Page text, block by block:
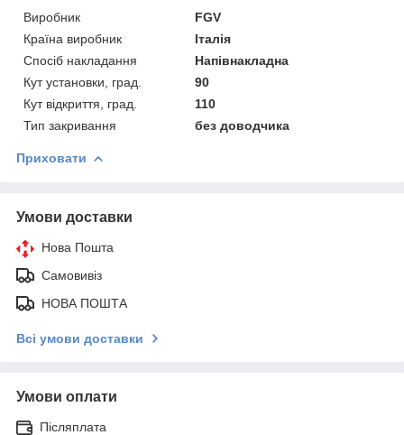
Виробник
FGV
Країна виробник
Італія
Спосіб накладання
Напівнакладна
Кут установки, град.
90
Кут відкриття, град.
110
Тип закривання
без доводчика
Приховати
Умови доставки
Нова Пошта
Самовивіз
НОВА ПОШТА
Всі умови доставки
Умови оплати
Післяплата